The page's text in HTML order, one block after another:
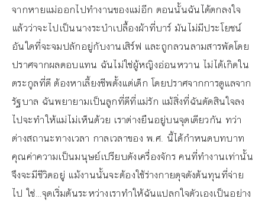
จากหายแม่ออกไปทำงานของแม่อีก ตอนนั้นฉันได้ตกลงใจ
แล้วว่าจะไปเป็นนางระบำเปลื้องผ้าที่บาร์ มันไม่มีประโยชน์
อันใดที่จะจมปลักอยู่กับงานเสิร์ฟ และถูกลวนลามสารพัดโดย
ปราศจากผลตอบแทน ฉันไม่ใช่ผู้หญิงอ่อนหวาน ไม่ได้เกิดใน
ตระกูลที่ดี ต้องหาเลี้ยงชีพตั้งแต่เด็ก โดยปราศจากการดูแลจาก
รัฐบาล ฉันพยายามเป็นลูกที่ดีที่แม่รัก แม้สิ่งที่ฉันตัดสินใจลง
ไปจะทำให้แม่ไม่เห็นด้วย เราต่างยืนอยู่บนจุดเดียวกัน ทว่า
ต่างสถานะทางเวลา กาลเวลาของ พ.ศ. นี้ได้กำหนดบทบาท
คุณค่าความเป็นมนุษย์เปรียบดังเครื่องจักร คนที่ทำงานเท่านั้น
จึงจะมีชีวิตอยู่ แม้งานนั้นจะต้องใช้ร่างกายดุจดังต้นทุนที่จ่าย
ไป ใช่…จุดเริ่มต้นระหว่างเราทำให้ฉันแปลกใจตัวเองเป็นอย่าง